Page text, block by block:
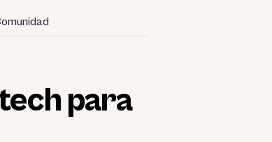
para